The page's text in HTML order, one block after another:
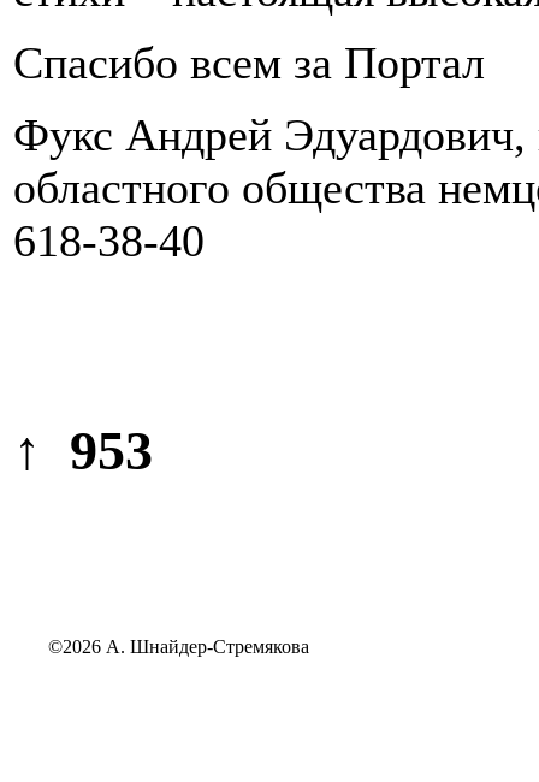
Спасибо всем за Портал
Фукс Андрей Эдуардович,
областного общества
618-38-40
↑ 953
©2026 А. Шнайдер-Стремякова